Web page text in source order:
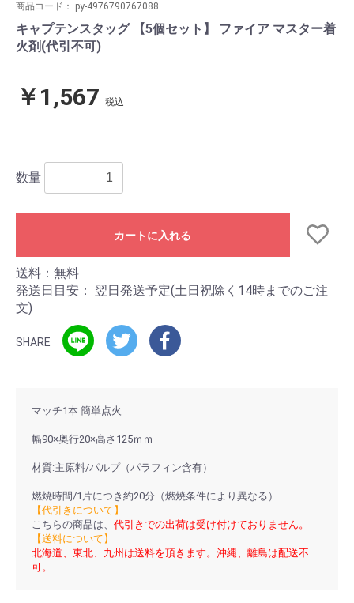
商品コード： py-4976790767088
キャプテンスタッグ 【5個セット】 ファイア マスター着
火剤(代引不可)
￥1,567 税込
数量
カートに入れる
送料：無料
発送日目安：
翌日発送予定(土日祝除く14時までのご注
文)
SHARE
マッチ1本 簡単点火
幅90×奥行20×高さ125ｍｍ
材質:主原料/パルプ（パラフィン含有）
燃焼時間/1片につき約20分（燃焼条件により異なる）
【代引きについて】
こちらの商品は、 代引きでの出荷は受け付けておりません。
【送料について】
北海道、東北、九州は送料を頂きます。沖縄、離島は配送不
可。